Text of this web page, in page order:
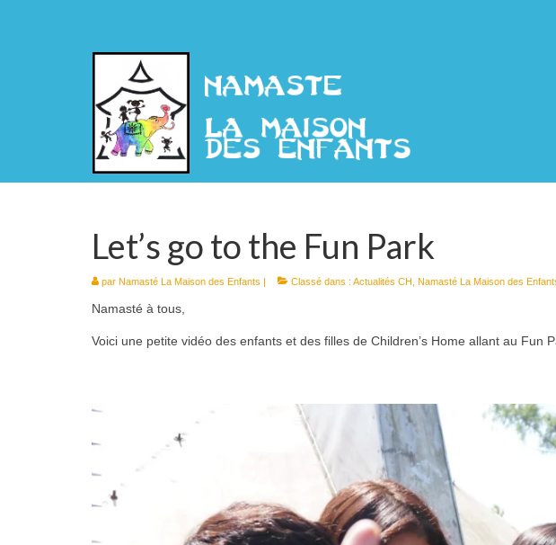
Let’s go to the Fun Park
par Namasté La Maison des Enfants | Classé dans : Actualités CH Namasté La Maison des
Namasté à tous,
Voici une petite vidéo des enfants et des filles de Children’s Home allant au Fun